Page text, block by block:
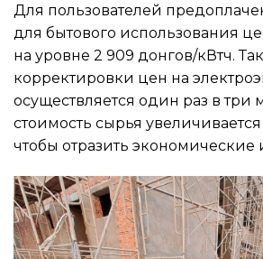
Для пользователей
для бытового использования
на уровне 2 909 донгов/кВтч.
корректировки цен на
осуществляется один раз в три
стоимость сырья
чтобы отразить экономические